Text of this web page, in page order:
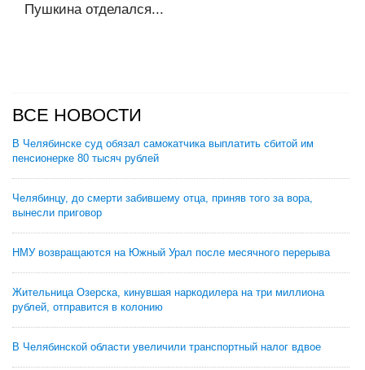
Пушкина отделался...
ВСЕ НОВОСТИ
В Челябинске суд обязал самокатчика выплатить сбитой им
пенсионерке 80 тысяч рублей
Челябинцу, до смерти забившему отца, приняв того за вора,
вынесли приговор
НМУ возвращаются на Южный Урал после месячного перерыва
Жительница Озерска, кинувшая наркодилера на три миллиона
рублей, отправится в колонию
В Челябинской области увеличили транспортный налог вдвое